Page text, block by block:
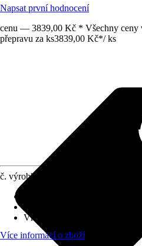
Napsat první hodnocení
cenu — 3839,00 Kč * Všechny ceny
přepravu za ks3839,00 Kč*/ ks
č. výrobku
Dřez do roviny s
3 ½"
Vhodné pro
Více informací o zboží